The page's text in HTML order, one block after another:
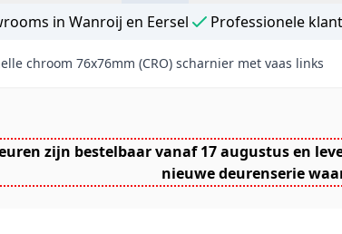
in Wanroij en Eersel Professionele
chroom 76x76mm (CRO) scharnier met vaas links
zijn bestelbaar vanaf 17 augustus en
nieuwe deurenserie